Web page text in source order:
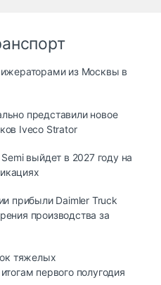
из Москвы в
представили новое
Iveco Strator
выйдет в 2027 году на
прибыли Daimler Truck
производства за
тяжелых
первого полугодия